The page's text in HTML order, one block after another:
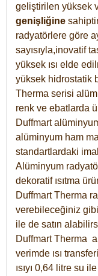
geliştirilen yüksek
genişliğine
radyatörlere göre
sayısıyla,inovatif
yüksek ısı elde
yüksek hidrostatik
Therma serisi
renk ve ebatlarda
Duffmart
alüminyum ham
standartlardaki
Alüminyum
dekoratif ısıtma
Duffmart Therma
verebileceğiniz
ile de satın
Duffmart Therma
verimde ısı
ısıyı 0,64 litre su